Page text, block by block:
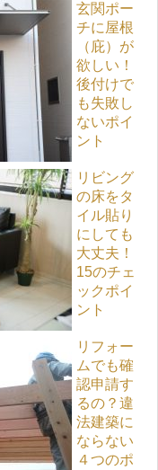
玄関ポー
チに屋根
（庇）が
欲しい！
後付けで
も失敗し
ないポイ
ント
リビング
の床をタ
イル貼り
にしても
大丈夫！
15のチェ
ックポイ
ント
リフォー
ムでも確
認申請す
るの？違
法建築に
ならない
４つのポ